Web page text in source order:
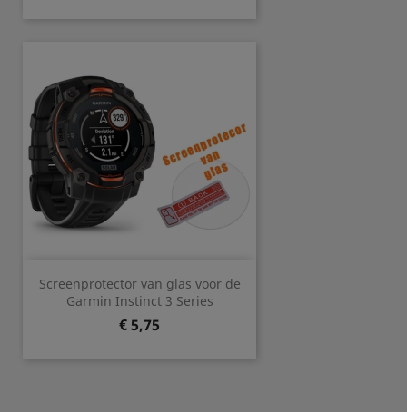
Screenprotector van glas voor de
Garmin Instinct 3 Series
Prijs
€ 5,75